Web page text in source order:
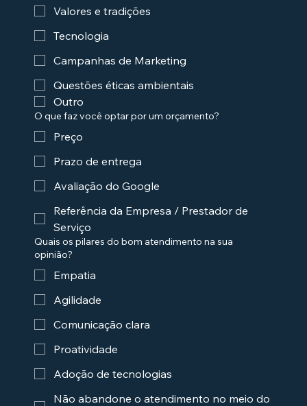
Valores e tradições
Tecnologia
Campanhas de Marketing
Questões éticas ambientais
Outro
O que faz você optar por um orçamento?
Preço
Prazo de entrega
Avaliação do Google
Referência da Empresa / Prestador de
Serviço
Quais os pilares do bom atendimento na sua
opinião?
Empatia
Agilidade
Comunicação clara
Proatividade
Adoção de tecnologias
Não abandone o atendimento no meio do